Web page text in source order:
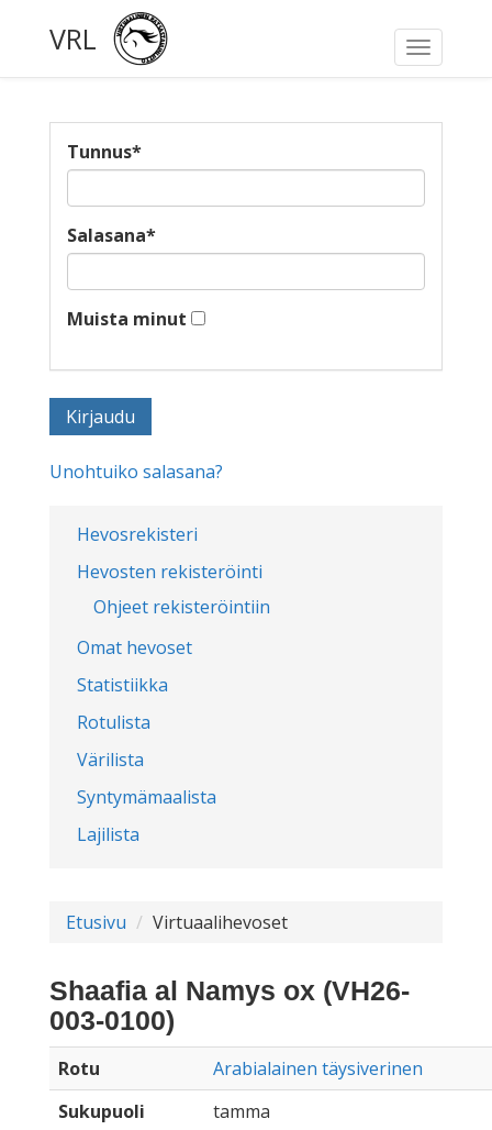
Toggle
VRL
Hevosrekisteri
Hevosten rekisteröinti
Ohjeet rekisteröintiin
Omat hevoset
Statistiikka
Rotulista
Värilista
Syntymämaalista
Lajilista
Tunnus*
Salasana*
Muista minut
Unohtuiko salasana?
Etusivu Virtuaalihevoset
Shaafia al Namys ox (VH26-
003-0100)
Rotu
Arabialainen täysiverinen
Sukupuoli
tamma